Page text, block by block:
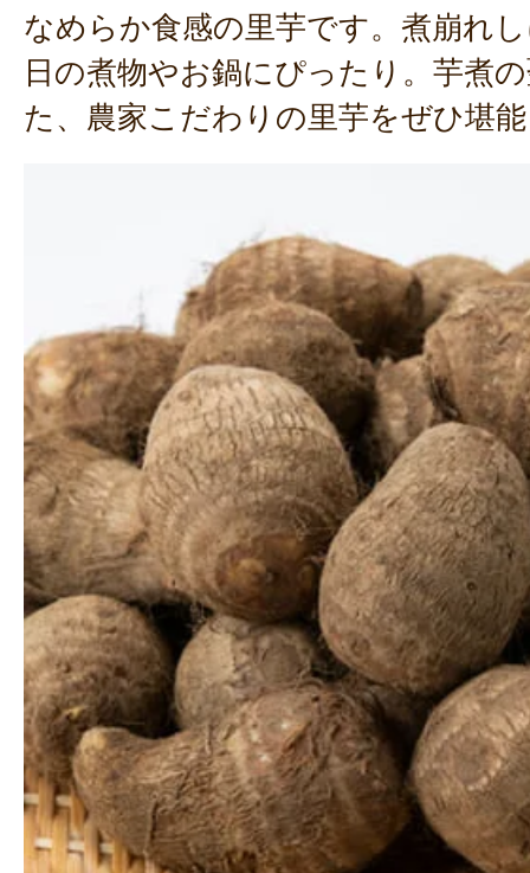
なめらか食感の里芋です。煮崩れ
日の煮物やお鍋にぴったり。芋煮
た、農家こだわりの里芋をぜひ堪